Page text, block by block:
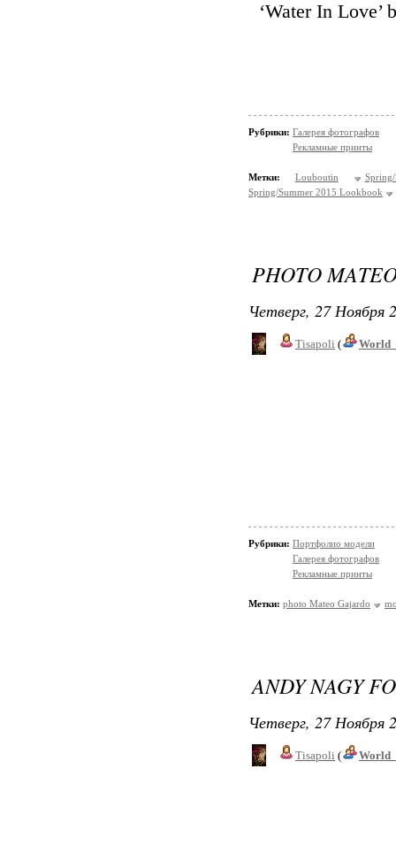
‘Water In
Рубрики: Галерея фотографов
Рекламные принты
Метки: Louboutin
Spring/Summer 2015 Lookbook
PHOTO
Четверг, 27 Ноября
Tisapoli (
Рубрики: Портфолио модели
Галерея фотографов
Рекламные принты
Метки: photo Mateo Gajardo
ANDY NAGY
Четверг, 27 Ноября
Tisapoli (